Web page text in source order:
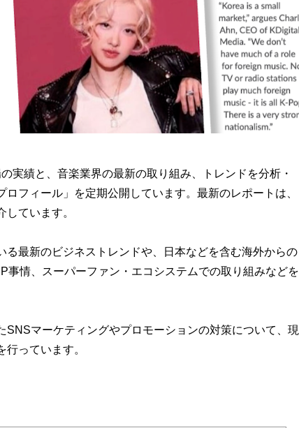
実績と、音楽業界の最新の取り組み、トレンドを分析・
フィール」を定期公開しています。最新のレポートは、
しています。
る最新のビジネストレンドや、日本などを含む海外からの
事情、スーパーファン・エコシステムでの取り組みなどを
SNSマーケティングやプロモーションの対策について、現
っています。